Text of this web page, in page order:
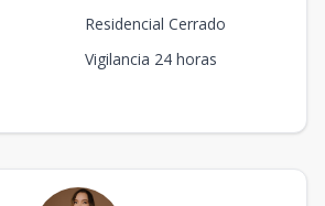
Residencial Cerrado
Vigilancia 24 horas